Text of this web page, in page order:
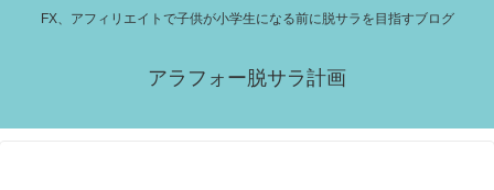
FX、アフィリエイトで子供が小学生になる前に脱サラを目指すブログ
アラフォー脱サラ計画